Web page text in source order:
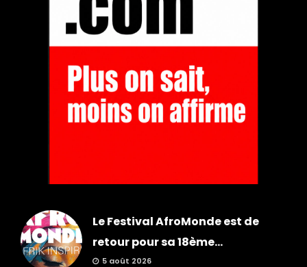
Le Festival AfroMonde est de
retour pour sa 18ème...
5 août 2026